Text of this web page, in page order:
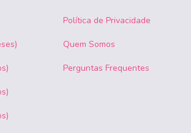
Política de Privacidade
Quem Somos
Perguntas Frequentes